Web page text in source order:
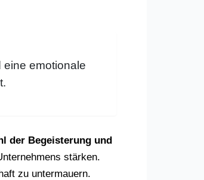
emotionale
der Begeisterung und
stärken.
zu untermauern.